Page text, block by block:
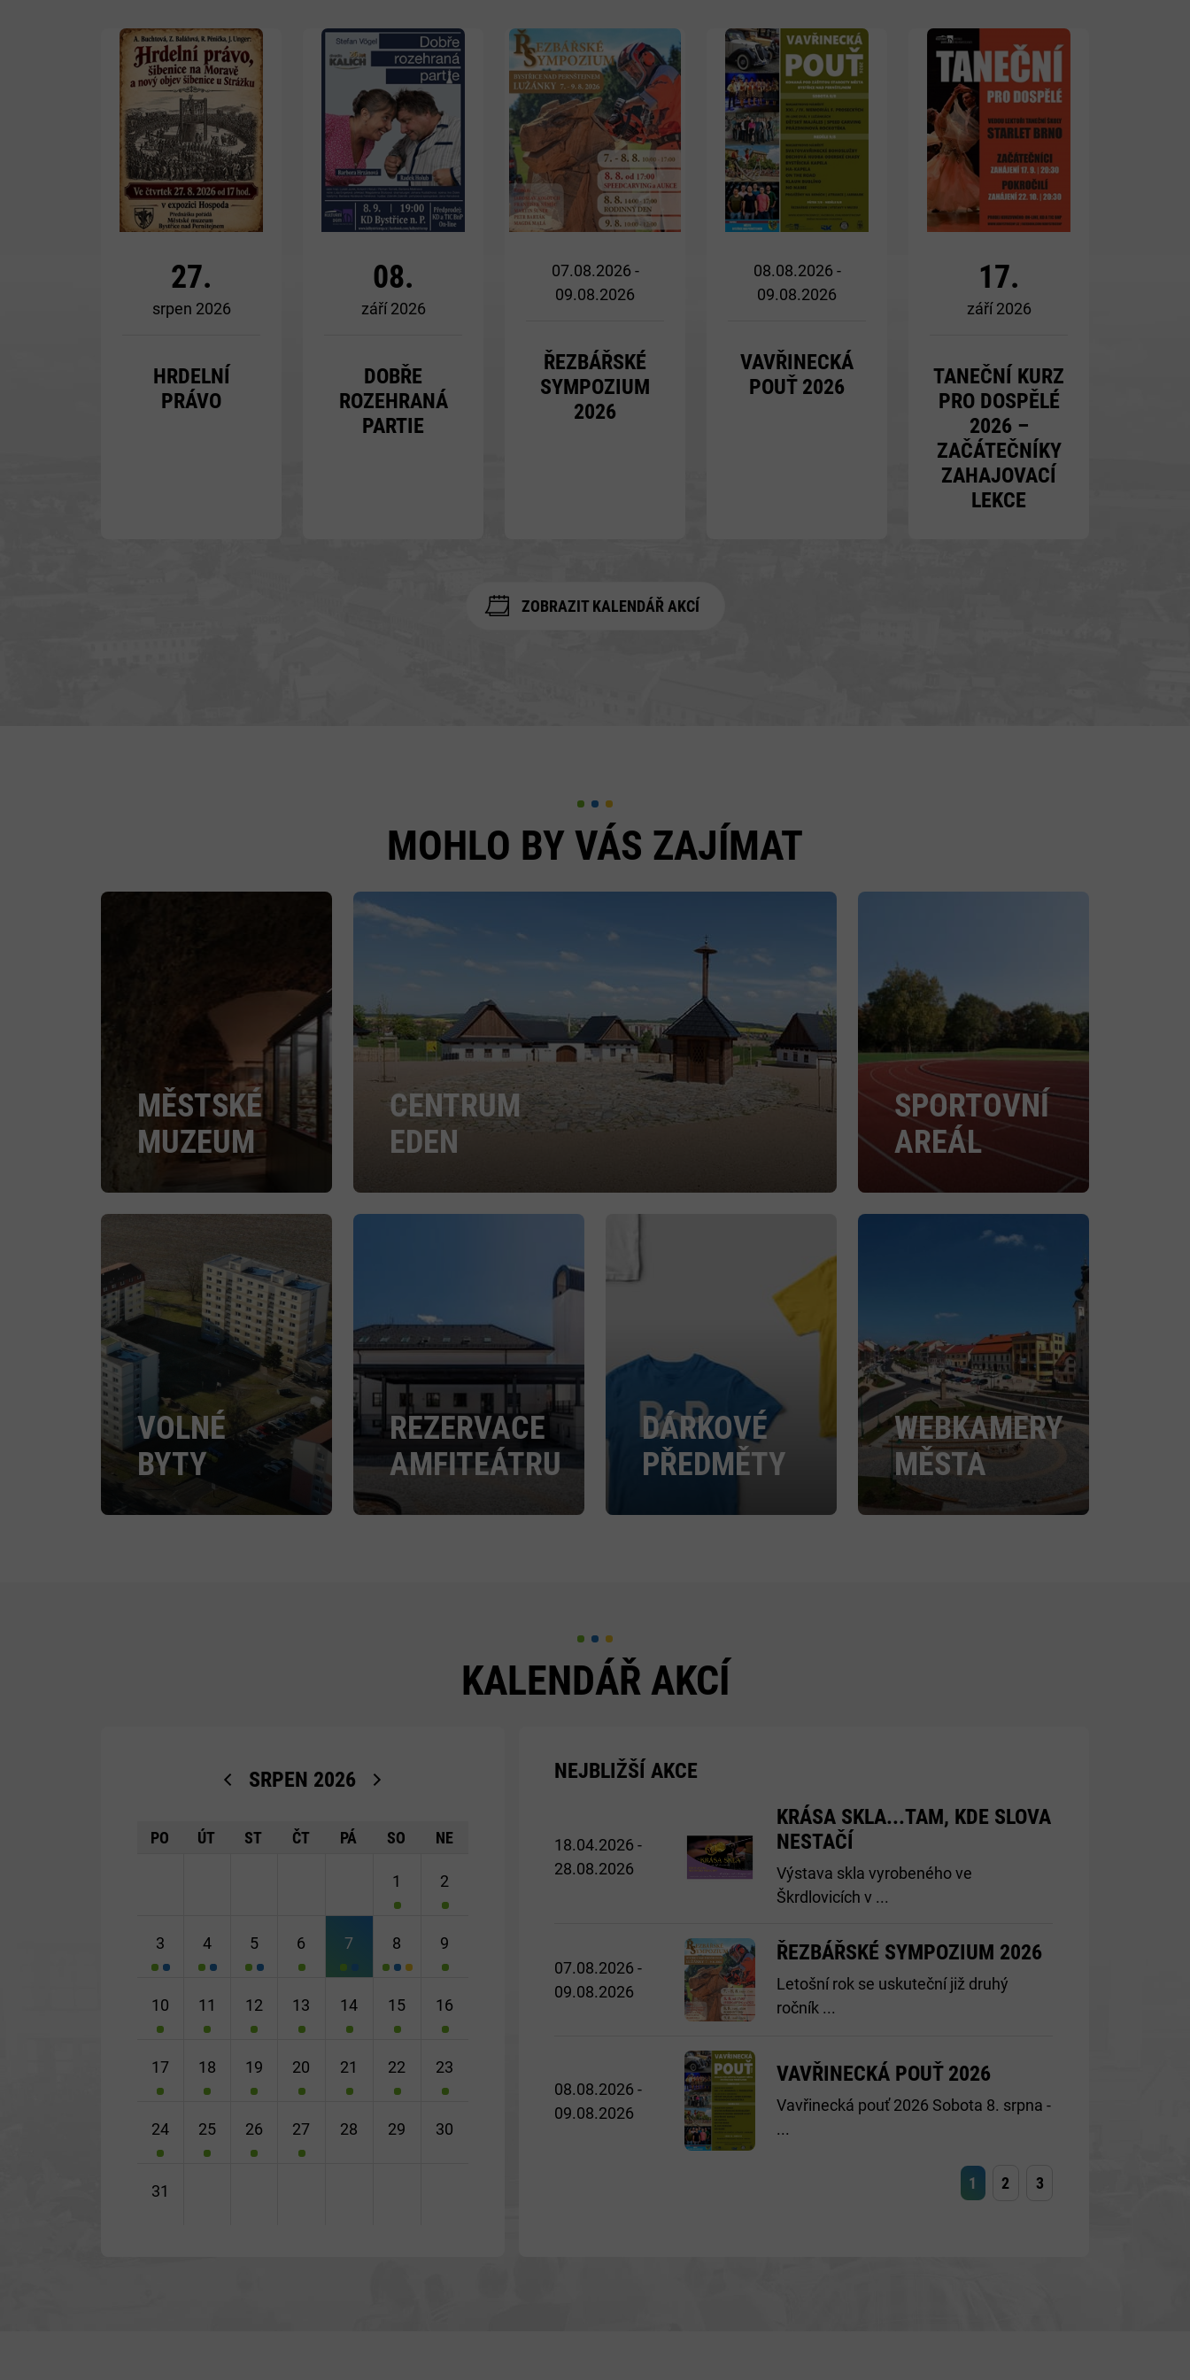
27.
srpen 2026
HRDELNÍ
PRÁVO
Více
08.
září 2026
DOBŘE
ROZEHRANÁ
PARTIE
Více
07.08.2026 -
09.08.2026
ŘEZBÁŘSKÉ
SYMPOZIUM
2026
Více
08.08.2026 -
09.08.2026
VAVŘINECKÁ
POUŤ 2026
Více
17.
září 2026
TANEČNÍ KURZ
PRO DOSPĚLÉ
2026 –
ZAČÁTEČNÍKY
ZAHAJOVACÍ
LEKCE
ZOBRAZIT KALENDÁŘ AKCÍ
MOHLO BY VÁS ZAJÍMAT
MĚSTSKÉ
MUZEUM
CENTRUM
EDEN
SPORTOVNÍ
AREÁL
VOLNÉ
BYTY
REZERVACE
AMFITEÁTRU
DÁRKOVÉ
PŘEDMĚTY
WEBKAMERY
MĚSTA
KALENDÁŘ AKCÍ
<Dříve
SRPEN 2026
PO ÚT ST ČT PÁ SO NE
1 2
3 4 5 6 7 8 9
10 11 12 13 14 15 16
17 18 19 20 21 22 23
24 25 26 27 28 29 30
31
NEJBLIŽŠÍ AKCE
18.04.2026 -
28.08.2026
KRÁSA SKLA...TAM, KDE SLOVA
NESTAČÍ
Výstava skla vyrobeného ve
Škrdlovicích v ...
07.08.2026 -
09.08.2026
ŘEZBÁŘSKÉ SYMPOZIUM 2026
Letošní rok se uskuteční již druhý
ročník ...
08.08.2026 -
09.08.2026
VAVŘINECKÁ POUŤ 2026
Vavřinecká pouť 2026 Sobota 8. srpna -
...
1 2 3